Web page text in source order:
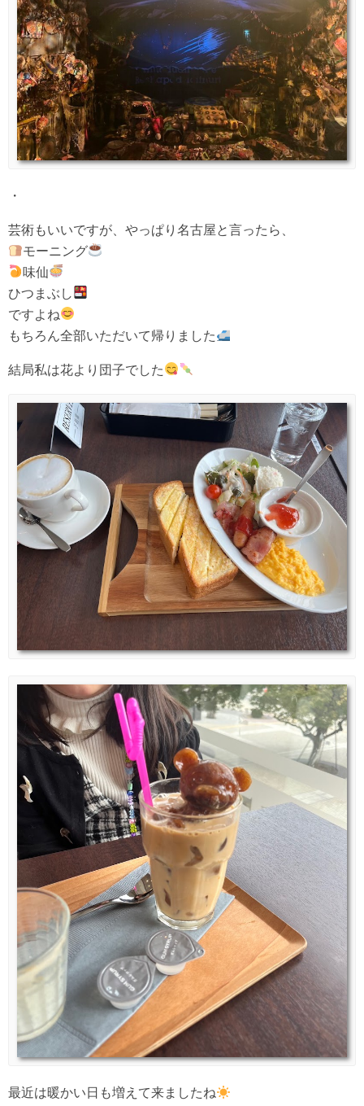
・
芸術もいいですが、やっぱり名古屋と言ったら、
モーニング
味仙
ひつまぶし
ですよね
もちろん全部いただいて帰りました
結局私は花より団子でした
最近は暖かい日も増えて来ましたね